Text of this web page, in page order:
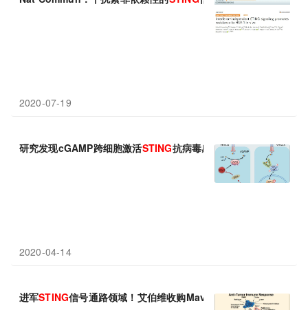
2020-07-19
研究发现cGAMP跨细胞激活STING抗病毒感染新机制
2020-04-14
进军STING信号通路领域！艾伯维收购Mavupharma，扩充免疫